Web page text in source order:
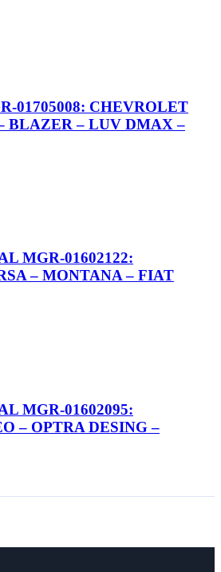
01705008: CHEVROLET
BLAZER – LUV DMAX –
MGR-01602122:
– MONTANA – FIAT
MGR-01602095:
– OPTRA DESING –